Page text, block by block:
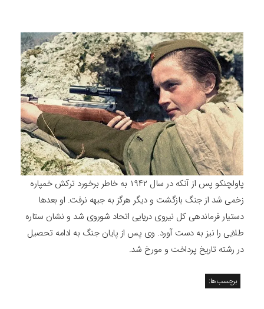
پاولچنکو پس از آنکه در سال ۱۹۴۲ به خاطر برخورد ترکش خمپاره
زخمی شد از جنگ بازگشت و دیگر هرگز به جبهه نرفت. او بعدها
دستیار فرماندهی کل نیروی دریایی اتحاد شوروی شد و نشان ستاره
طلایی را نیز به دست آورد. وی پس از پایان جنگ به ادامه تحصیل
در رشته تاریخ پرداخت و مورخ شد.
برچسب‌ها: